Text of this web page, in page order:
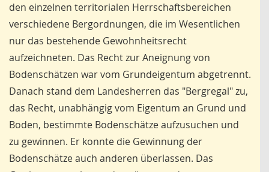
den einzelnen territorialen Herrschaftsbereichen
verschiedene Bergordnungen, die im Wesentlichen
nur das bestehende Gewohnheitsrecht
aufzeichneten. Das Recht zur Aneignung von
Bodenschätzen war vom Grundeigentum abgetrennt.
Danach stand dem Landesherren das "Bergregal" zu,
das Recht, unabhängig vom Eigentum an Grund und
Boden, bestimmte Bodenschätze aufzusuchen und
zu gewinnen. Er konnte die Gewinnung der
Bodenschätze auch anderen überlassen. Das